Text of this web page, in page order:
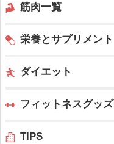
筋肉一覧
栄養とサプリメント
ダイエット
フィットネスグッズ
TIPS